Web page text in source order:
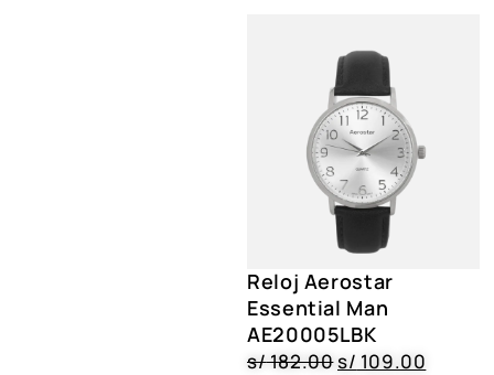
Reloj Aerostar
Essential Man
AE20005LBK
s/182.00s/ 109.00